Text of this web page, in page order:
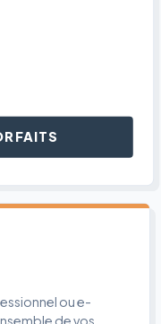
ou e-
de vos